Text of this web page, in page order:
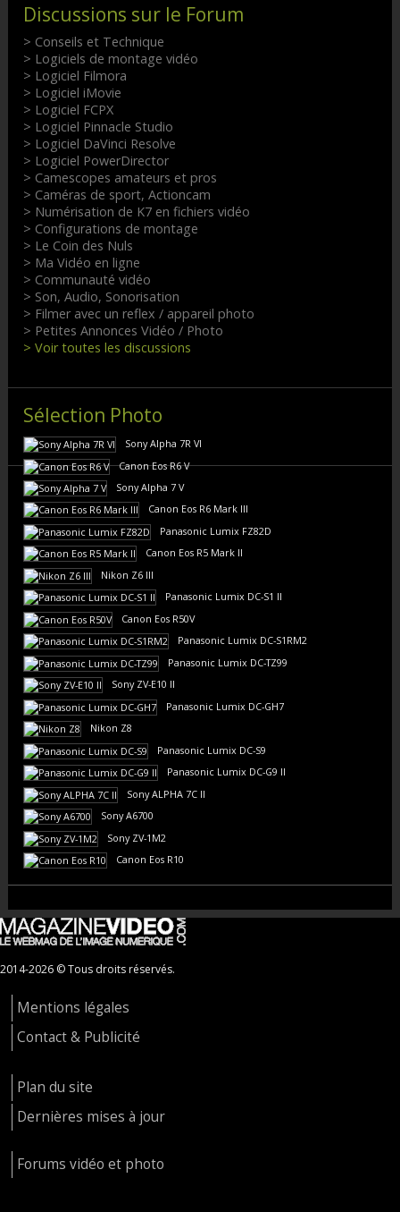
Discussions sur le Forum
> Conseils et Technique
> Logiciels de montage vidéo
> Logiciel Filmora
> Logiciel iMovie
> Logiciel FCPX
> Logiciel Pinnacle Studio
> Logiciel DaVinci Resolve
> Logiciel PowerDirector
> Camescopes amateurs et pros
> Caméras de sport, Actioncam
> Numérisation de K7 en fichiers vidéo
> Configurations de montage
> Le Coin des Nuls
> Ma Vidéo en ligne
> Communauté vidéo
> Son, Audio, Sonorisation
> Filmer avec un reflex / appareil photo
> Petites Annonces Vidéo / Photo
> Voir toutes les discussions
Sélection Photo
Sony Alpha 7R VI
Canon Eos R6 V
Sony Alpha 7 V
Canon Eos R6 Mark III
Panasonic Lumix FZ82D
Canon Eos R5 Mark II
Nikon Z6 III
Panasonic Lumix DC-S1 II
Canon Eos R50V
Panasonic Lumix DC-S1RM2
Panasonic Lumix DC-TZ99
Sony ZV-E10 II
Panasonic Lumix DC-GH7
Nikon Z8
Panasonic Lumix DC-S9
Panasonic Lumix DC-G9 II
Sony ALPHA 7C II
Sony A6700
Sony ZV-1M2
Canon Eos R10
2014-2026 © Tous droits réservés.
Mentions légales
Contact & Publicité
Plan du site
Dernières mises à jour
Forums vidéo et photo